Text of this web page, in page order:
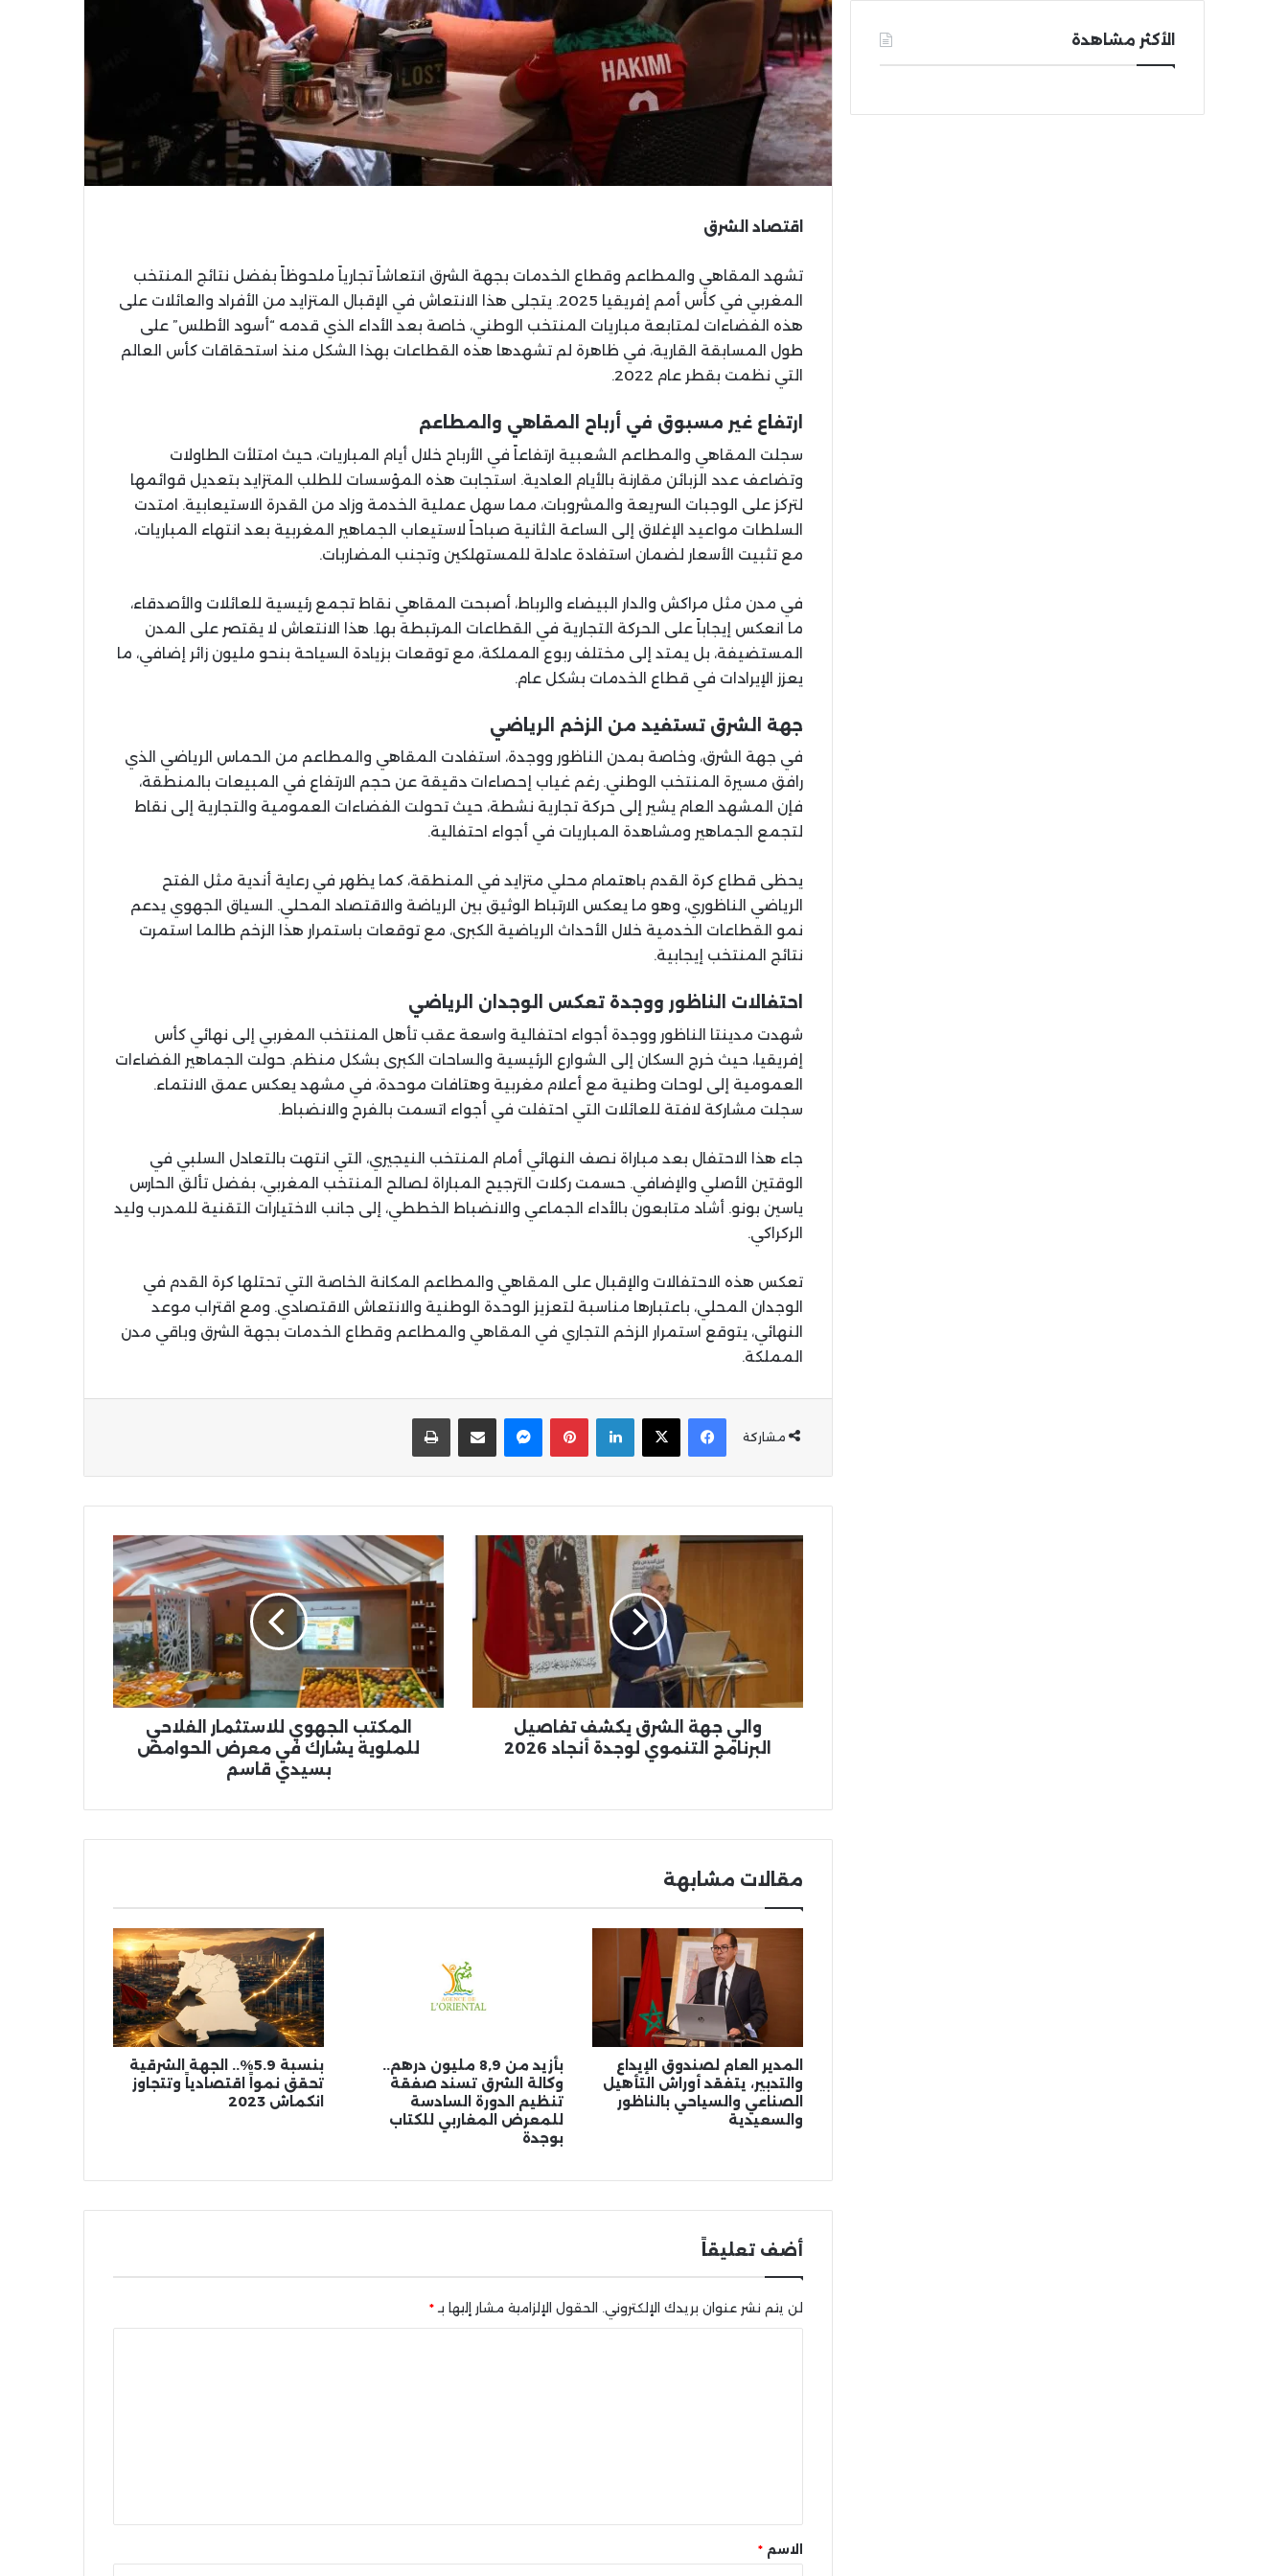
اقتصاد الشرق
تشهد المقاهي والمطاعم وقطاع الخدمات بجهة الشرق انتعاشاً تجارياً ملحوظاً بفضل نتائج المنتخب
المغربي في كأس أمم إفريقيا 2025. يتجلى هذا الانتعاش في الإقبال المتزايد من الأفراد والعائلات على
هذه الفضاءات لمتابعة مباريات المنتخب الوطني، خاصة بعد الأداء الذي قدمه “أسود الأطلس” على
طول المسابقة القارية، في ظاهرة لم تشهدها هذه القطاعات بهذا الشكل منذ استحقاقات كأس العالم
التي نظمت بقطر عام 2022.
ارتفاع غير مسبوق في أرباح المقاهي والمطاعم
سجلت المقاهي والمطاعم الشعبية ارتفاعاً في الأرباح خلال أيام المباريات، حيث امتلأت الطاولات
وتضاعف عدد الزبائن مقارنة بالأيام العادية. استجابت هذه المؤسسات للطلب المتزايد بتعديل قوائمها
لتركز على الوجبات السريعة والمشروبات، مما سهل عملية الخدمة وزاد من القدرة الاستيعابية. امتدت
السلطات مواعيد الإغلاق إلى الساعة الثانية صباحاً لاستيعاب الجماهير المغربية بعد انتهاء المباريات،
مع تثبيت الأسعار لضمان استفادة عادلة للمستهلكين وتجنب المضاربات.
في مدن مثل مراكش والدار البيضاء والرباط، أصبحت المقاهي نقاط تجمع رئيسية للعائلات والأصدقاء،
ما انعكس إيجاباً على الحركة التجارية في القطاعات المرتبطة بها. هذا الانتعاش لا يقتصر على المدن
المستضيفة، بل يمتد إلى مختلف ربوع المملكة، مع توقعات بزيادة السياحة بنحو مليون زائر إضافي، ما
يعزز الإيرادات في قطاع الخدمات بشكل عام.
جهة الشرق تستفيد من الزخم الرياضي
في جهة الشرق، وخاصة بمدن الناظور ووجدة، استفادت المقاهي والمطاعم من الحماس الرياضي الذي
رافق مسيرة المنتخب الوطني. رغم غياب إحصاءات دقيقة عن حجم الارتفاع في المبيعات بالمنطقة،
فإن المشهد العام يشير إلى حركة تجارية نشطة، حيث تحولت الفضاءات العمومية والتجارية إلى نقاط
لتجمع الجماهير ومشاهدة المباريات في أجواء احتفالية.
يحظى قطاع كرة القدم باهتمام محلي متزايد في المنطقة، كما يظهر في رعاية أندية مثل الفتح
الرياضي الناظوري، وهو ما يعكس الارتباط الوثيق بين الرياضة والاقتصاد المحلي. السياق الجهوي يدعم
نمو القطاعات الخدمية خلال الأحداث الرياضية الكبرى، مع توقعات باستمرار هذا الزخم طالما استمرت
نتائج المنتخب إيجابية.
احتفالات الناظور ووجدة تعكس الوجدان الرياضي
شهدت مدينتا الناظور ووجدة أجواء احتفالية واسعة عقب تأهل المنتخب المغربي إلى نهائي كأس
إفريقيا، حيث خرج السكان إلى الشوارع الرئيسية والساحات الكبرى بشكل منظم. حولت الجماهير الفضاءات
العمومية إلى لوحات وطنية مع أعلام مغربية وهتافات موحدة، في مشهد يعكس عمق الانتماء.
سجلت مشاركة لافتة للعائلات التي احتفلت في أجواء اتسمت بالفرح والانضباط.
جاء هذا الاحتفال بعد مباراة نصف النهائي أمام المنتخب النيجيري، التي انتهت بالتعادل السلبي في
الوقتين الأصلي والإضافي. حسمت ركلات الترجيح المباراة لصالح المنتخب المغربي، بفضل تألق الحارس
ياسين بونو. أشاد متابعون بالأداء الجماعي والانضباط الخططي، إلى جانب الاختيارات التقنية للمدرب وليد
الركراكي.
تعكس هذه الاحتفالات والإقبال على المقاهي والمطاعم المكانة الخاصة التي تحتلها كرة القدم في
الوجدان المحلي، باعتبارها مناسبة لتعزيز الوحدة الوطنية والانتعاش الاقتصادي. ومع اقتراب موعد
النهائي، يتوقع استمرار الزخم التجاري في المقاهي والمطاعم وقطاع الخدمات بجهة الشرق وباقي مدن
المملكة.
مشاركة
Facebook
X
LinkedIn
Pinterest
Messengerالمشاركة عبر البريد الإلكترونياطبعها
والي
التنموي
أنجاد
والي جهة الشرق يكشف تفاصيل
البرنامج التنموي لوجدة أنجاد 2026
المكتب
الجهوي
للاستثمار
الفلاحي
للملوية
يشارك
في
معرض
الحوامض
بسيدي
قاسم
المكتب الجهوي للاستثمار الفلاحي
للملوية يشارك في معرض الحوامض
بسيدي قاسم
مقالات مشابهة
المدير العام لصندوق الإيداع
والتدبير، يتفقد أوراش التأهيل
الصناعي والسياحي بالناظور
والسعيدية
بأزيد من 8,9 مليون درهم..
وكالة الشرق تسند صفقة
تنظيم الدورة السادسة
للمعرض المغاربي للكتاب
بوجدة
بنسبة 5.9%.. الجهة الشرقية
تحقق نمواً اقتصادياً وتتجاوز
انكماش 2023
أضف تعليقاً
لن يتم نشر عنوان بريدك الإلكتروني. الحقول الإلزامية مشار إليها بـ *
*الاسم *
الأكثر مشاهدة